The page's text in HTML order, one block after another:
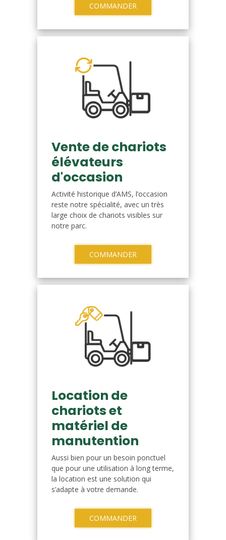
COMMANDER
Vente de chariots
élévateurs
d'occasion
Activité historique d’AMS, l’occasion
reste notre spécialité, avec un très
large choix de chariots visibles sur
notre parc.
COMMANDER
Location de
chariots et
matériel de
manutention
Aussi bien pour un besoin ponctuel
que pour une utilisation à long terme,
la location est une solution qui
s’adapte à votre demande.
COMMANDER